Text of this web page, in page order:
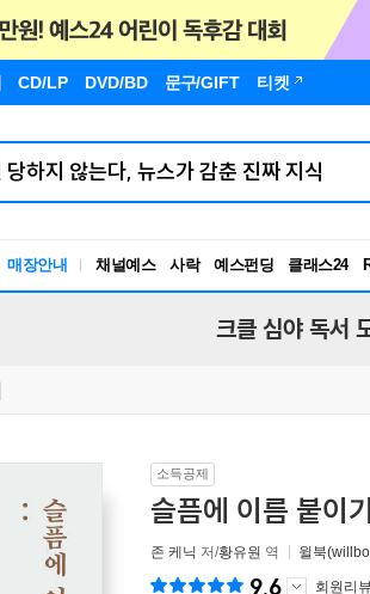
CD/LP DVD/BD 문구/GIFT 티켓
매장안내 채널예스 사락 예스펀딩 클래스24
크클 심야 독서
소득공제
슬픔에 이름 붙이기
존 케닉 저/황유원 역 윌북
9.6 회원리